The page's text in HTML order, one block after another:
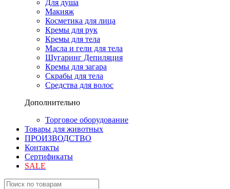
Для душа
Макияж
Косметика для лица
Кремы для рук
Кремы для тела
Масла и гели для тела
Шугаринг Депиляция
Кремы для загара
Скрабы для тела
Средства для волос
Дополнительно
Торговое оборудование
Товары для животных
ПРОИЗВОДСТВО
Контакты
Сертификаты
SALE